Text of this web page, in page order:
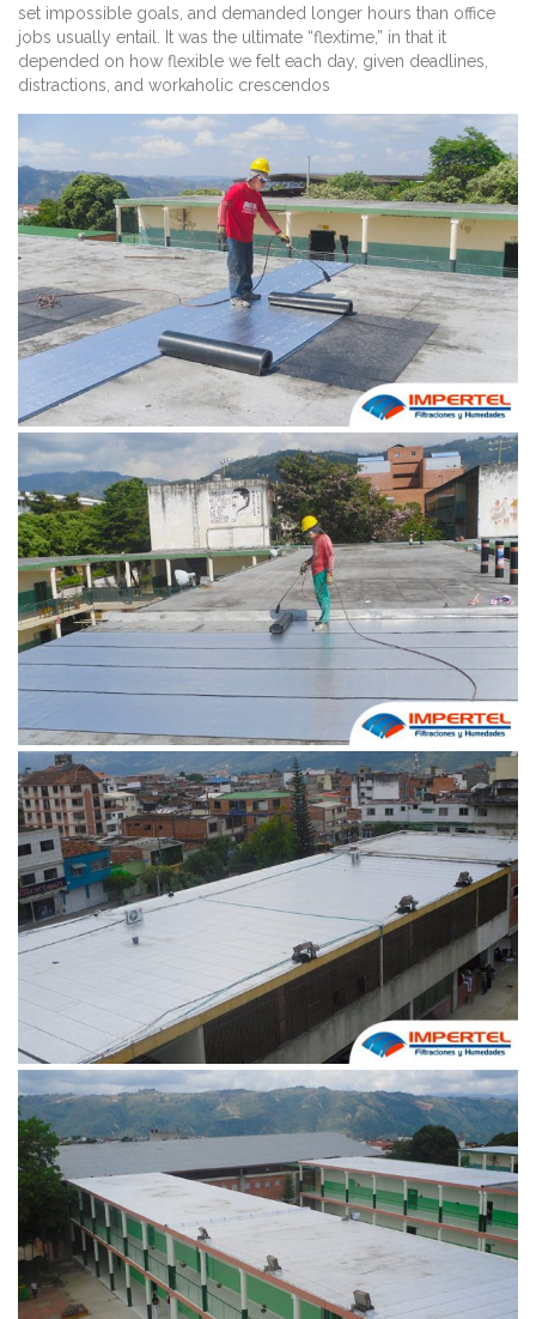
set impossible goals, and demanded longer hours than office
jobs usually entail. It was the ultimate “flextime,” in that it
depended on how flexible we felt each day, given deadlines,
distractions, and workaholic crescendos